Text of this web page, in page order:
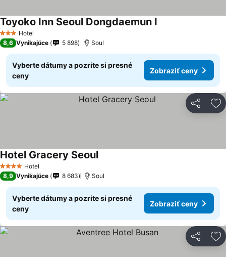
3 Počet hviezdičiek
Hotel
Toyoko Inn Seoul Dongdaemun I
8,6 Vynikajúce 5 898 Soul
Vyberte dátumy a pozrite si presné
ceny
Zobraziť ceny
Zdieľať
4 Počet hviezdičiek
Hotel
Hotel Gracery SeoulZobraziť ceny
8,9 Vynikajúce 8 683 Soul
Vyberte dátumy a pozrite si presné
ceny
Zobraziť ceny
Zdieľať